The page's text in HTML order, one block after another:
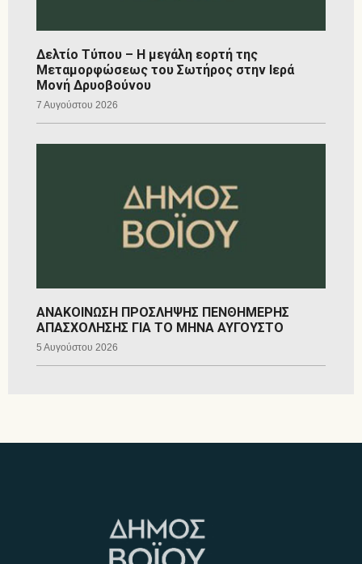
Δελτίο Τύπου – Η μεγάλη εορτή της
Μεταμορφώσεως του Σωτήρος στην Ιερά
Μονή Δρυοβούνου
7 Αυγούστου 2026
ΑΝΑΚΟΙΝΩΣΗ ΠΡΟΣΛΗΨΗΣ ΠΕΝΘΗΜΕΡΗΣ
ΑΠΑΣΧΟΛΗΣΗΣ ΓΙΑ ΤΟ ΜΗΝΑ ΑΥΓΟΥΣΤΟ
5 Αυγούστου 2026